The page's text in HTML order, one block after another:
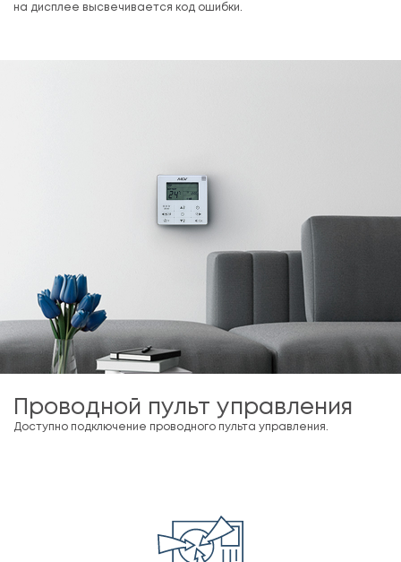
на дисплее высвечивается код ошибки.
Проводной пульт управления
Доступно подключение проводного пульта управления.